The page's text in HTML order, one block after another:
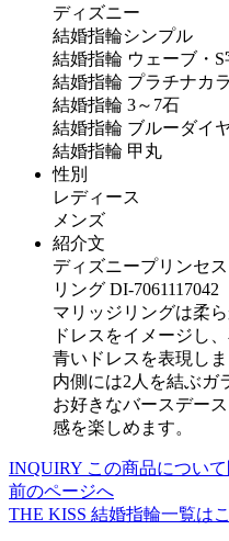
ディズニー
結婚指輪シンプル
結婚指輪 ウェーブ・S
結婚指輪 プラチナカ
結婚指輪 3～7石
結婚指輪 ブルーダイ
結婚指輪 甲丸
性別
レディース
メンズ
紹介文
ディズニープリンセ
リング DI-7061117042
マリッジリングは柔
ドレスをイメージし
青いドレスを表現しま
内側には2人を結ぶガ
お好きなバースデー
感を楽しめます。
INQUIRY この商品につい
前のページへ
THE KISS 結婚指輪一覧は